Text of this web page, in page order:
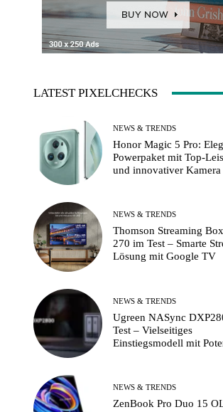
LATEST PIXELCHECKS
NEWS & TRENDS
Honor Magic 5 Pro:
Powerpaket mit Top-
und innovativer Kamera
NEWS & TRENDS
Thomson Streaming
270 im Test – Smarte
Lösung mit Google TV
NEWS & TRENDS
Ugreen NASync
Test – Vielseitiges
Einstiegsmodell mit
NEWS & TRENDS
ZenBook Pro Duo 15